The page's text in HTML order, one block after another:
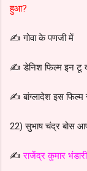
हुआ?
✍️ गोवा के पणजी में
✍️ डेनिश फिल्म इन टू द
✍️ बांग्लादेश इस फिल्म
22) सुभाष चंद्र बोस
✍️राजेंद्र कुमार